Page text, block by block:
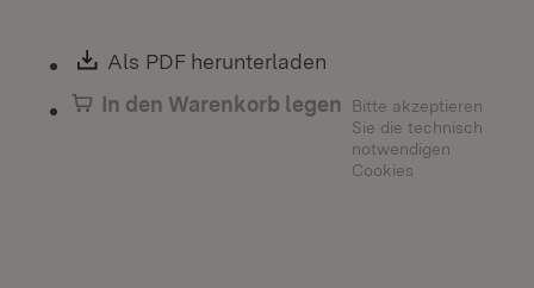
Download:
Als PDF herunterladen
In den Warenkorb legen
Bitte akzeptieren
Sie die technisch
notwendigen
Cookies